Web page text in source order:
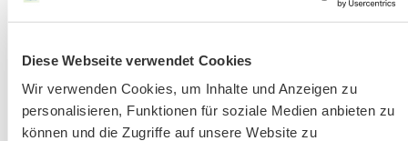
Diese Webseite verwendet Cookies
Wir verwenden Cookies, um Inhalte und Anzeigen zu
personalisieren, Funktionen für soziale Medien anbieten zu
können und die Zugriffe auf unsere Website zu
Kontakt-Telefonnummern
AKTUELLE ÄNDERUNGEN BEIM BILDUNGSWERK: